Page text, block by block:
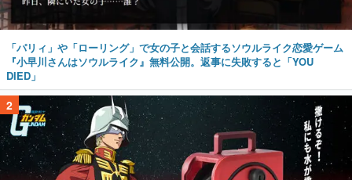
「パリィ」や「ローリング」で女の子と会話するソウルライク恋愛ゲーム
『小早川さんはソウルライク』無料公開。返事に失敗すると「YOU
DIED」
2